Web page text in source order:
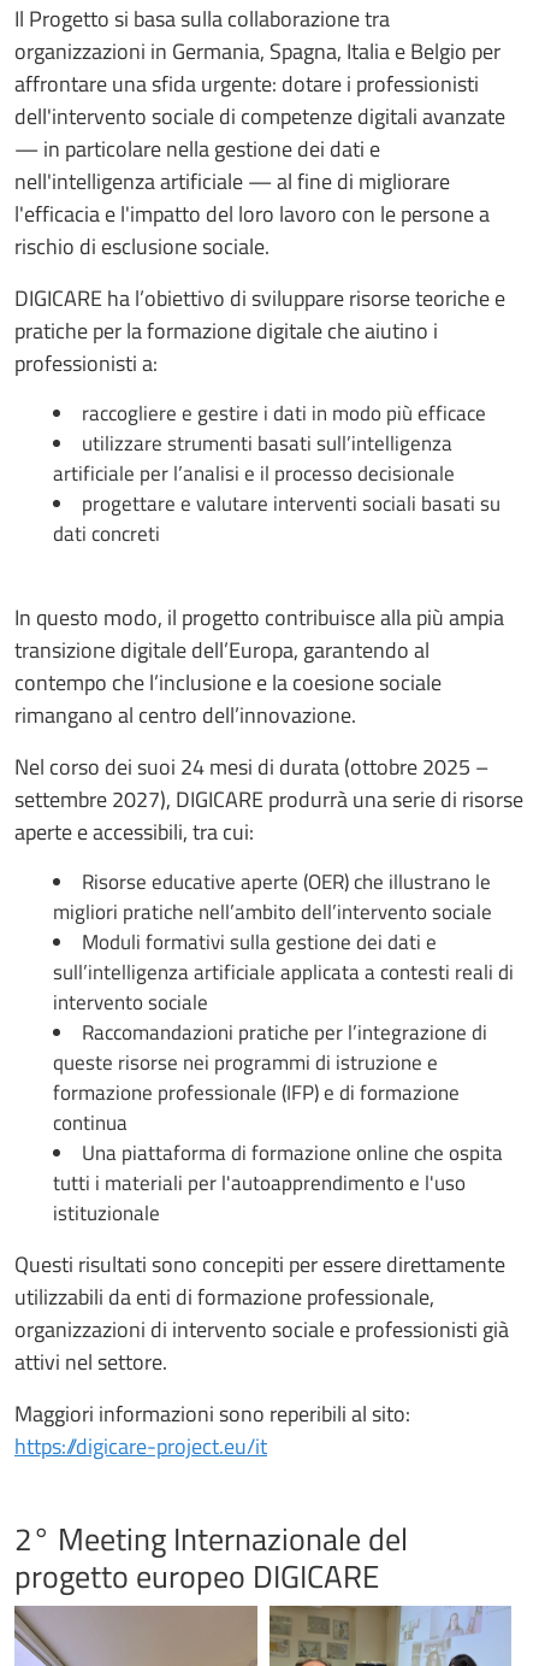
Il Progetto si basa sulla collaborazione tra
organizzazioni in Germania, Spagna, Italia e Belgio per
affrontare una sfida urgente: dotare i professionisti
dell'intervento sociale di competenze digitali avanzate
— in particolare nella gestione dei dati e
nell'intelligenza artificiale — al fine di migliorare
l'efficacia e l'impatto del loro lavoro con le persone a
rischio di esclusione sociale.
DIGICARE ha l’obiettivo di sviluppare risorse teoriche e
pratiche per la formazione digitale che aiutino i
professionisti a:
raccogliere e gestire i dati in modo più efficace
utilizzare strumenti basati sull’intelligenza
artificiale per l’analisi e il processo decisionale
progettare e valutare interventi sociali basati su
dati concreti
In questo modo, il progetto contribuisce alla più ampia
transizione digitale dell’Europa, garantendo al
contempo che l’inclusione e la coesione sociale
rimangano al centro dell’innovazione.
Nel corso dei suoi 24 mesi di durata (ottobre 2025 –
settembre 2027), DIGICARE produrrà una serie di risorse
aperte e accessibili, tra cui:
Risorse educative aperte (OER) che illustrano le
migliori pratiche nell’ambito dell’intervento sociale
Moduli formativi sulla gestione dei dati e
sull’intelligenza artificiale applicata a contesti reali di
intervento sociale
Raccomandazioni pratiche per l’integrazione di
queste risorse nei programmi di istruzione e
formazione professionale (IFP) e di formazione
continua
Una piattaforma di formazione online che ospita
tutti i materiali per l'autoapprendimento e l'uso
istituzionale
Questi risultati sono concepiti per essere direttamente
utilizzabili da enti di formazione professionale,
organizzazioni di intervento sociale e professionisti già
attivi nel settore.
Maggiori informazioni sono reperibili al sito:
https://digicare-project.eu/it
2° Meeting Internazionale del
progetto europeo DIGICARE